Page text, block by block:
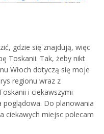
gdzie się znajdują, więc
Toskanii. Tak, żeby nikt
Włoch dotyczą się moje
regionu wraz z
i ciekawszymi
Do planowania
ciekawych miejsc polecam